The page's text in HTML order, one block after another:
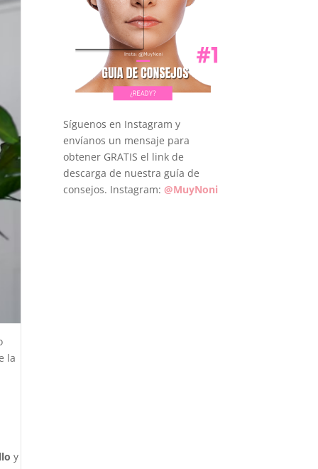
la
y
Síguenos en Instagram y
envíanos un mensaje para
obtener GRATIS el link de
descarga de nuestra guía de
consejos. Instagram:@MuyNoni